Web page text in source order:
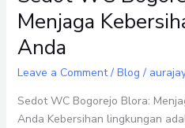
Menjaga
Anda
Leave a Comment / Blog /
Sedot WC Bogorejo Blora:
Anda Kebersihan lingkungan
Bogorejo
Blora:
Lingkungan
Anda